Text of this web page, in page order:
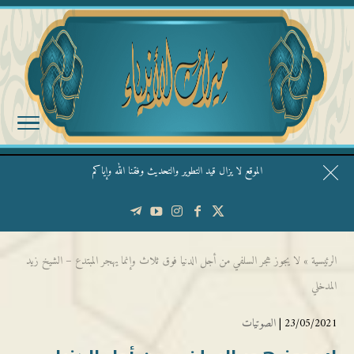
الموقع لا يزال قيد التطوير والتحديث وفقنا الله وإياكم
قال الشيخ ربيع وفقه الله: نحن ليس عندنا تقديس الأشخاص
الرئيسية » لا يجوز هجر السلفي من أجل الدنيا فوق ثلاث وإنما يهجر المبتدع – الشيخ زيد
المدخلي
23/05/2021 | الصوتيات